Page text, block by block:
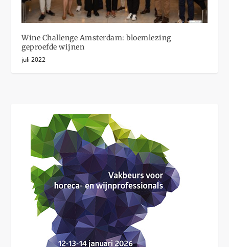
Wine Challenge Amsterdam: bloemlezing
geproefde wijnen
juli 2022